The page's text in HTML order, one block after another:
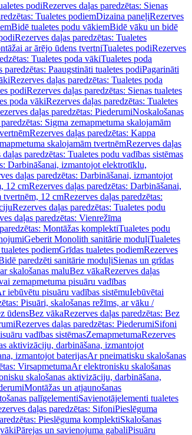
podiRezerves daļas paredzētas: Sienas
Tualetes podiemDizaina paneļiRezerves
Bidē tualetes podu vākiemBidē vāku un bidē
Rezerves daļas paredzētas: Tualetes
ar ārējo ūdens tvertniTualetes podiRezerves
Tualetes poda vākiTualetes poda
paredzētas: Paaugstināti tualetes podiPagarināti
Rezerves daļas paredzētas: Tualetes poda
podiRezerves daļas paredzētas: Sienas tualetes
poda vākiRezerves daļas paredzētas: Tualetes
daļas paredzētas: PiederumiNoskalošanas
Sigma zemapmetuma skalojamām
Rezerves daļas paredzētas: Kappa
skalojamām tvertnēmRezerves daļas
daļas paredzētas: Tualetes podu vadības sistēmas
Darbināšanai, izmantojot elektrotīklu,
daļas paredzētas: Darbināšanai, izmantojot
12 cmRezerves daļas paredzētas: Darbināšanai,
tvertnēm, 12 cmRezerves daļas paredzētas:
Rezerves daļas paredzētas: Tualetes podu
daļas paredzētas: Vienrežīma
Montāžas komplektiTualetes podu
Geberit Monolith sanitārie moduļiTualetes
podiemGrīdas tualetes podiemRezerves
paredzēti sanitārie moduļiSienas un grīdas
skalošanas maluBez vākaRezerves daļas
zemapmetuma pisuāru vadības
iebūvētu pisuāru vadības sistēmuIebūvētai
Pisuāri, skalošanas režīms, ar vāku /
ūdensBez vākaRezerves daļas paredzētas: Bez
Rezerves daļas paredzētas: PiederumiSifoni
vadības sistēmasZemapmetumaRezerves
aktivizāciju, darbināšana, izmantojot
izmantojot baterijasAr pneimatisku skalošanas
VirsapmetumaAr elektronisku skalošanas
skalošanas aktivizāciju, darbināšana,
Montāžas un atjaunošanas
palīgelementiSavienotājelementi tualetes
daļas paredzētas: SifoniPieslēguma
Pieslēguma komplektiSkalošanas
Pārejas un savienojuma gabaliPisuāru